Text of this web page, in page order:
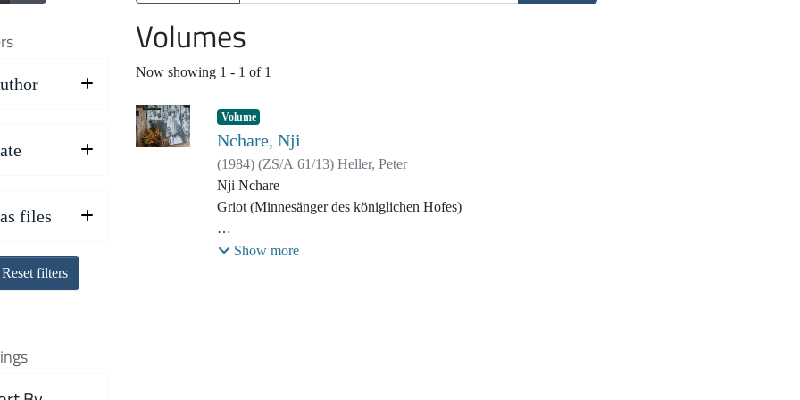
files
Reset filters
Volumes
Now showing 1 - 1 of 1
Volume
Nchare, Nji
(1984) (ZS/A 61/13) Heller, Peter
Nji Nchare
Griot (Minnesänger des königlichen Hofes)
Filmmaterial aus dem Film "Mandu Yenu - eine
Show more